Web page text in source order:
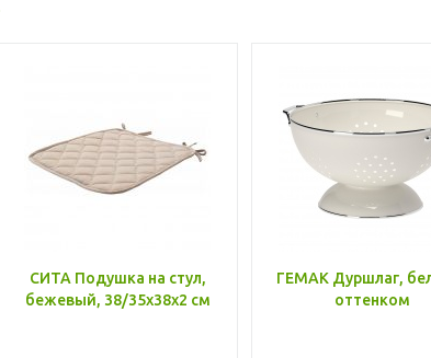
СИТА Подушка на стул,
бежевый, 38/35x38x2 см
ГЕМАК Дуршлаг,
оттенком